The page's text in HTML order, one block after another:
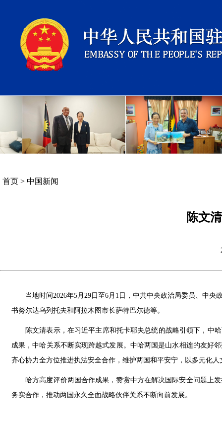
首页 > 中国新闻
陈文
当地时间2026年5月29日至6月1日，中共中央政治局委员、中
书努尔达乌列托夫和阿拉木图市长萨特巴尔德等。
陈文清表示，在习近平主席和托卡耶夫总统的战略引领下，中
成果，中哈关系不断实现跨越式发展。中哈两国是山水相连的友好
齐心协力全方位推进执法安全合作，维护两国和平安宁，以多元化
哈方高度评价两国合作成果，赞赏中方在解决国际安全问题上
务实合作，推动两国永久全面战略伙伴关系不断向前发展。